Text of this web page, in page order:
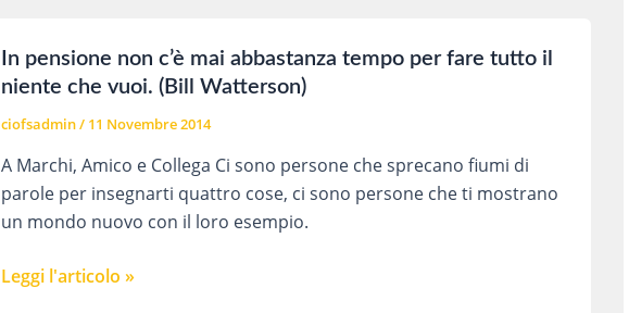
In pensione non c’è mai abbastanza tempo per fare tutto il
niente che vuoi. (Bill Watterson)
ciofsadmin/ 11 Novembre 2014
A Marchi, Amico e Collega Ci sono persone che sprecano fiumi di
parole per insegnarti quattro cose, ci sono persone che ti mostrano
un mondo nuovo con il loro esempio.
In
Leggi l'articolo »